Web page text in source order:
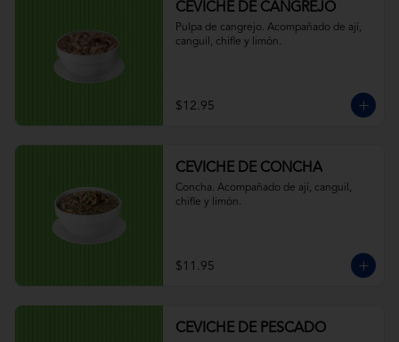
CEVICHE DE CANGREJO
Pulpa de cangrejo. Acompañado de ají,
canguil, chifle y limón.
$12.95
CEVICHE DE CONCHA
Concha. Acompañado de ají, canguil,
chifle y limón.
$11.95
CEVICHE DE PESCADO